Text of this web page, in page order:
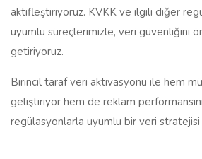
aktifleştiriyoruz. KVKK ve ilgili diğer
uyumlu süreçlerimizle, veri güvenliğini
getiriyoruz.
Birincil taraf veri aktivasyonu ile hem
geliştiriyor hem de reklam
regülasyonlarla uyumlu bir veri stratejisi